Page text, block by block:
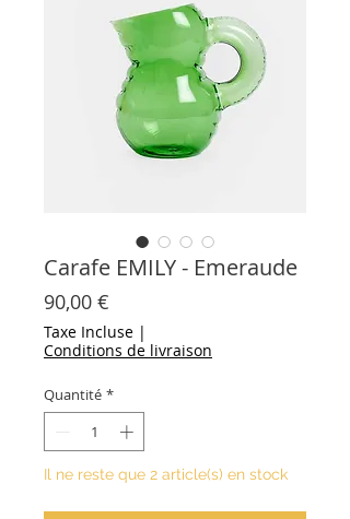
Carafe EMILY - Emeraude
90,00 €
Taxe Incluse |
Conditions de livraison
Quantité *
Il ne reste que 2 article(s) en stock